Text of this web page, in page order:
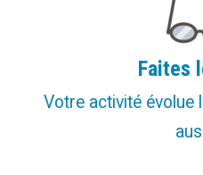
Faites
Votre activité évolue